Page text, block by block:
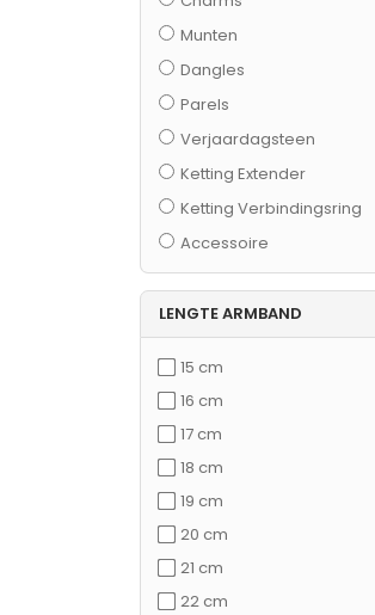
Munten
Dangles
Parels
Verjaardagsteen
Ketting Extender
Ketting Verbindingsring
Accessoire
LENGTE ARMBAND
15 cm
16 cm
17 cm
18 cm
19 cm
20 cm
21 cm
22 cm